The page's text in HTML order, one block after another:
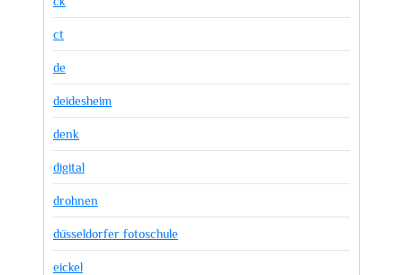
ct
de
deidesheim
denk
digital
drohnen
düsseldorfer fotoschule
eickel